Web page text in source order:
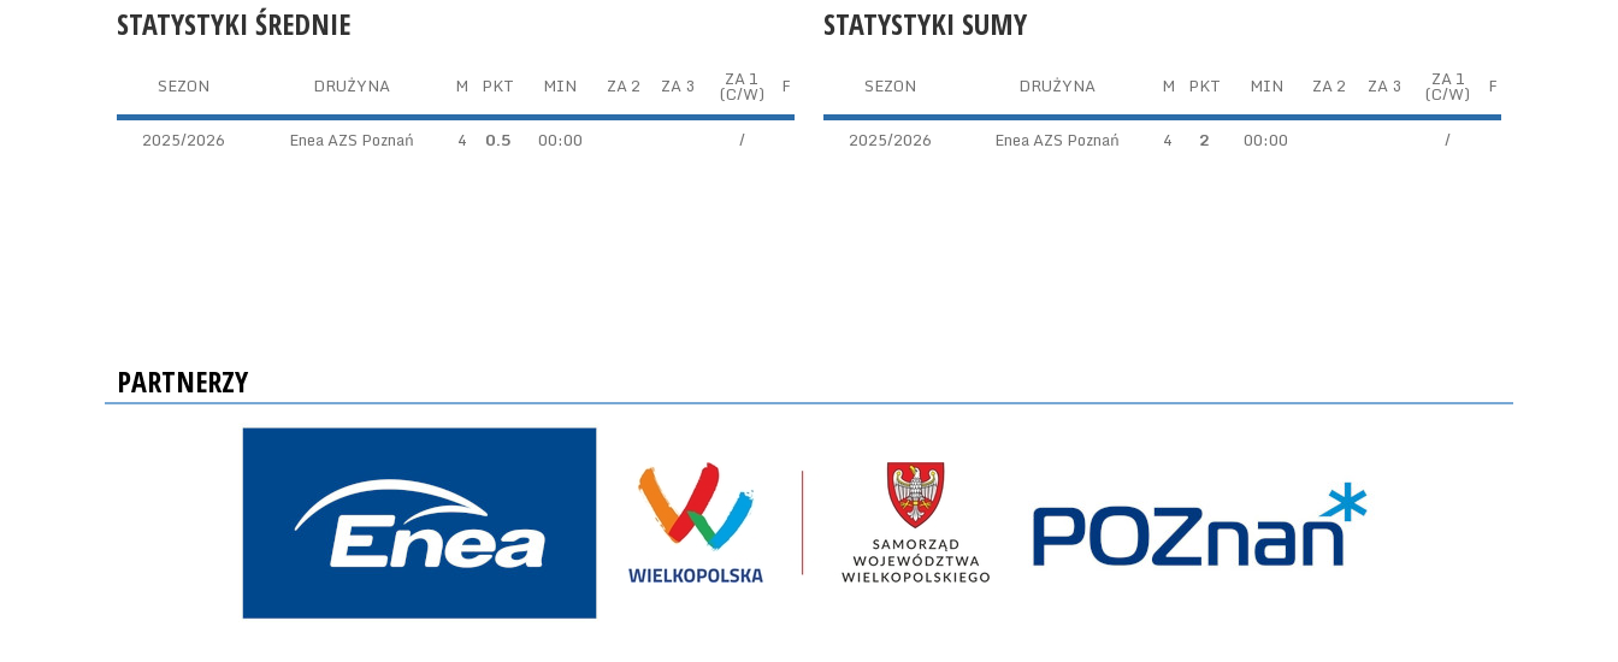
STATYSTYKI SUMY
SEZON DRUŻYNA M PKT MIN ZA 2 ZA 3 ZA 1
(C/W) F
2025/2026 Enea AZS Poznań 4 2 00:00 /
STATYSTYKI ŚREDNIE
SEZON DRUŻYNA M PKT MIN ZA 2 ZA 3 ZA 1
(C/W) F
2025/2026 Enea AZS Poznań 4 0.5 00:00 /
PARTNERZY